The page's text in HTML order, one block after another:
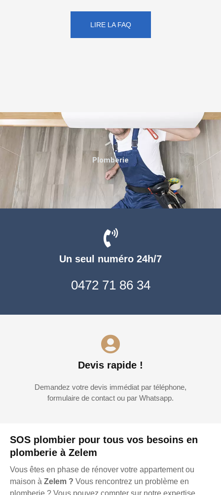
LIRE LA FAQ
SOS plombier pour tous vos besoins en
plomberie à Zelem
Vous êtes en phase de rénover votre appartement ou
maison à Zelem ? Vous rencontrez un problème en
Un seul numéro 24h/7
0472 71 86 34
Devis rapide !
Demandez votre devis immédiat par téléphone,
formulaire de contact ou par Whatsapp.
Plomberie